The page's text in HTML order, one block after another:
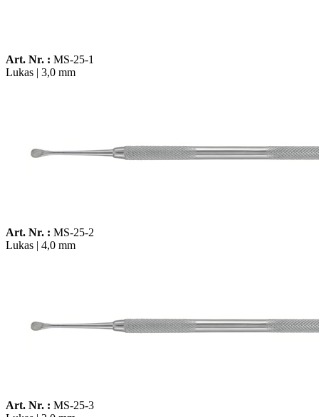
Art. Nr. : MS-25-1
Lukas | 3,0 mm
Art. Nr. : MS-25-2
Lukas | 4,0 mm
Art. Nr. : MS-25-3